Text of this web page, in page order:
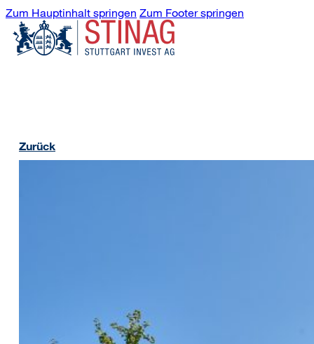
Zum Hauptinhalt springen Zum Footer springen
Zurück